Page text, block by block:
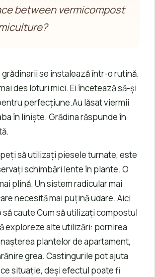
between vermicompost
grădinarii se instalează într-o rutină.
des loturi mici. Ei încetează să-și
perfecțiune.Au lăsat viermii
în liniște. Grădina răspunde în
să utilizați piesele turnate, este
schimbări lente în plante. O
plină. Un sistem radicular mai
necesită mai puțină udare. Aici
caute Cum să utilizați compostul
exploreze alte utilizări: pornirea
plantelor de apartament,
grea. Castingurile pot ajuta
situație, deși efectul poate fi